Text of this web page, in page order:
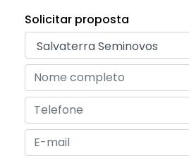
Solicitar proposta